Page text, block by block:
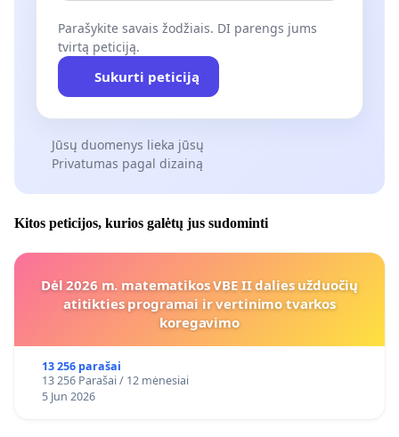
Parašykite savais žodžiais. DI parengs jums
tvirtą peticiją.
Sukurti peticiją
Jūsų duomenys lieka jūsų
Privatumas pagal dizainą
Kitos peticijos, kurios galėtų jus sudominti
Dėl 2026 m. matematikos VBE II dalies užduočių
atitikties programai ir vertinimo tvarkos
koregavimo
13 256 parašai
13 256 Parašai / 12 mėnesiai
5 Jun 2026